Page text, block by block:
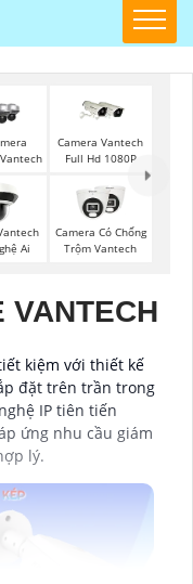
Camera Vantech
Full Hd 1080P
Ai
Camera Có Chống
Trộm Vantech
VANTECH
kiệm với thiết kế
đặt trên trần trong
IP tiên tiến
ứng nhu cầu giám
lý.